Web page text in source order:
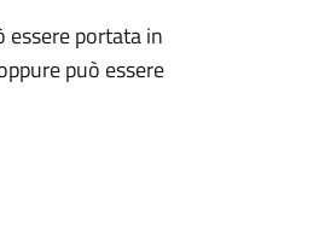
portata in
può essere